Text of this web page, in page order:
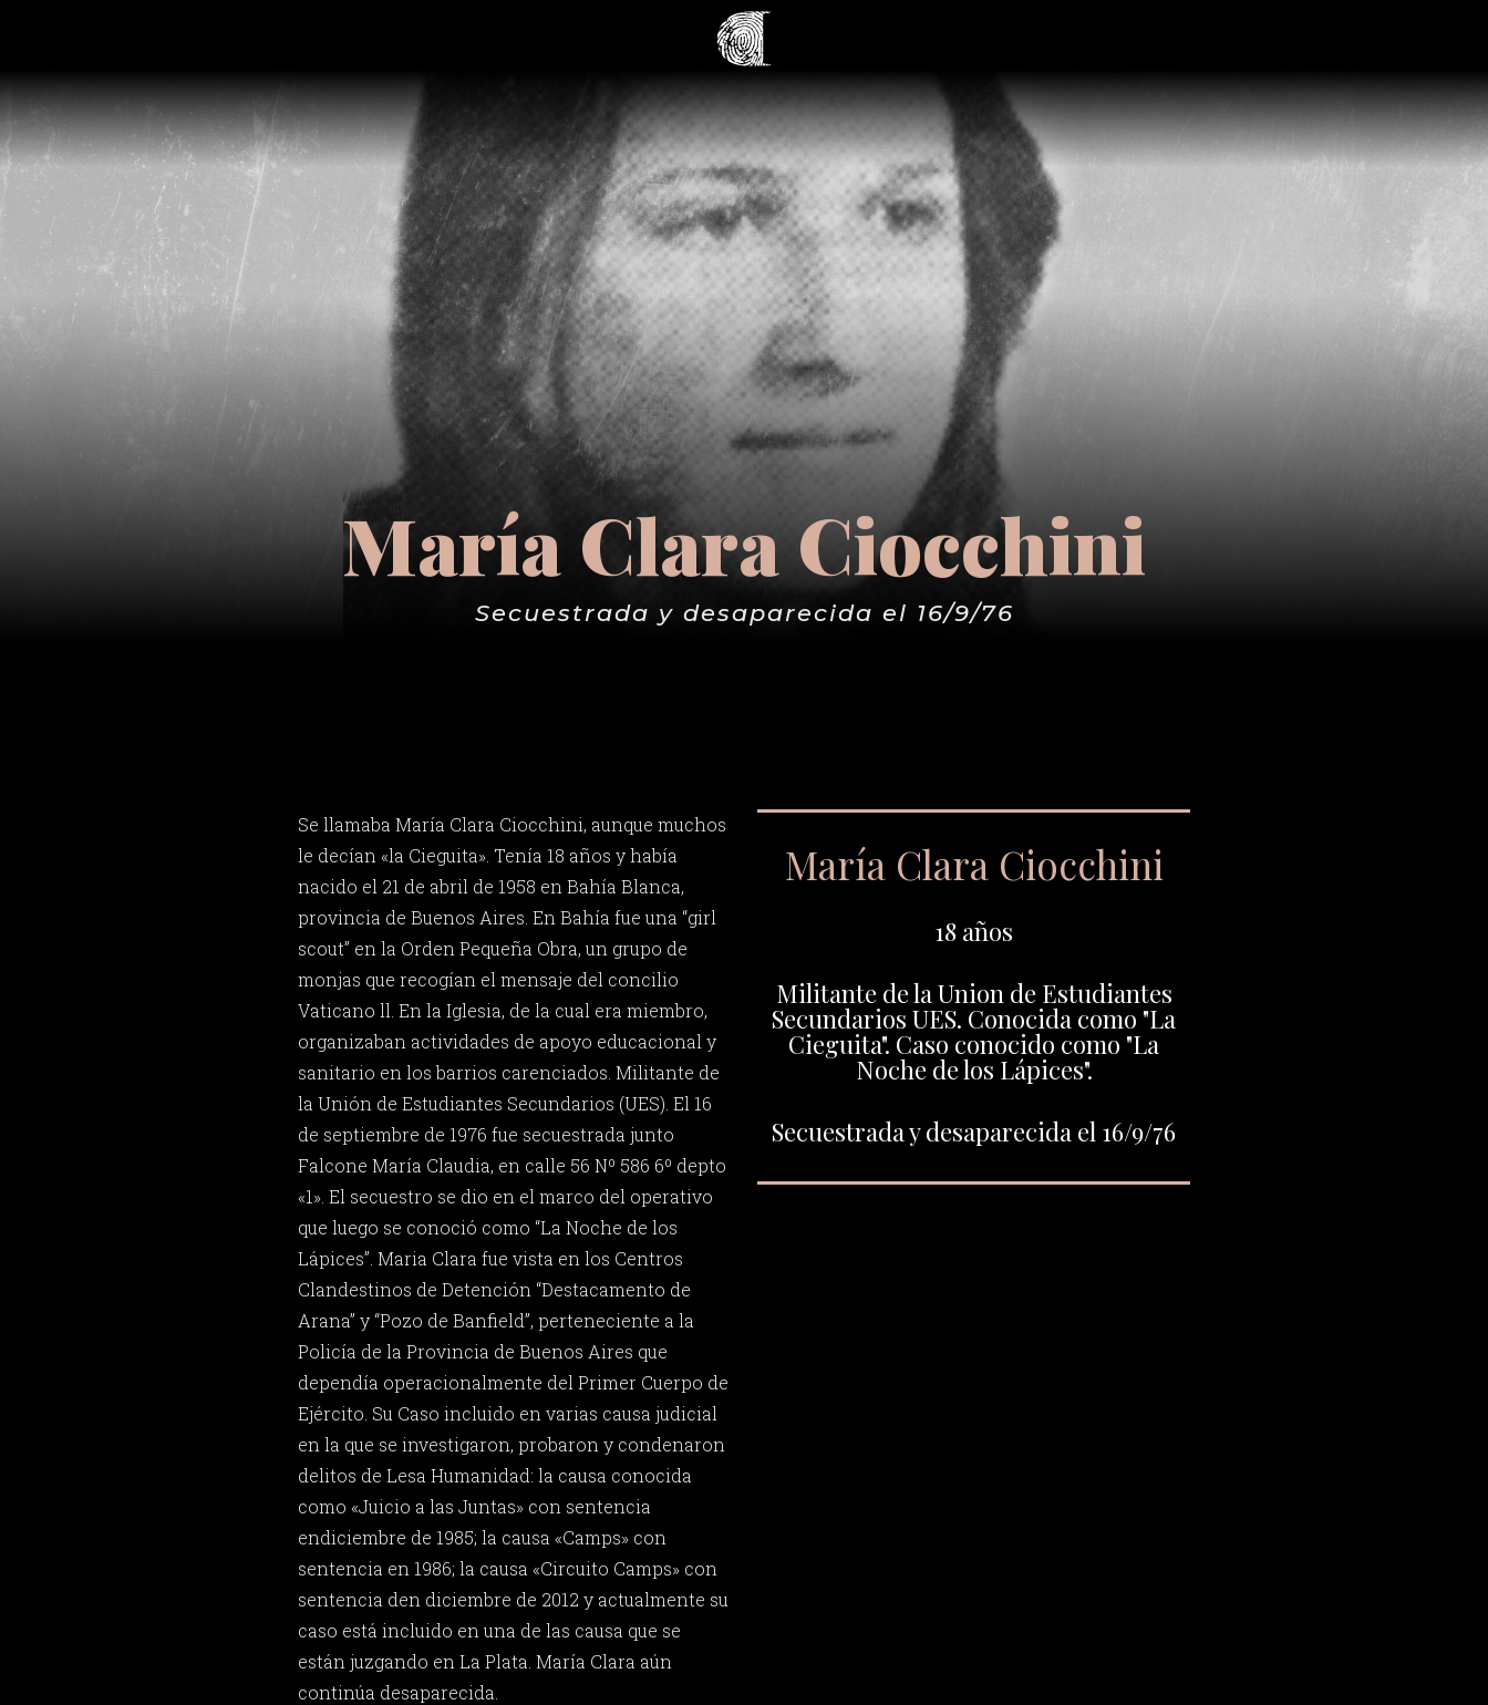
María Clara Ciocchini
Secuestrada y desaparecida el 16/9/76
Se llamaba María Clara Ciocchini, aunque muchos
le decían «la Cieguita». Tenía 18 años y había
nacido el 21 de abril de 1958 en Bahía Blanca,
provincia de Buenos Aires. En Bahía fue una “girl
scout” en la Orden Pequeña Obra, un grupo de
monjas que recogían el mensaje del concilio
Vaticano ll. En la Iglesia, de la cual era miembro,
organizaban actividades de apoyo educacional y
sanitario en los barrios carenciados. Militante de
la Unión de Estudiantes Secundarios (UES). El 16
de septiembre de 1976 fue secuestrada junto
Falcone María Claudia, en calle 56 Nº 586 6º depto
«1». El secuestro se dio en el marco del operativo
que luego se conoció como “La Noche de los
Lápices”. Maria Clara fue vista en los Centros
Clandestinos de Detención “Destacamento de
Arana” y “Pozo de Banfield”, perteneciente a la
Policía de la Provincia de Buenos Aires que
dependía operacionalmente del Primer Cuerpo de
Ejército. Su Caso incluido en varias causa judicial
en la que se investigaron, probaron y condenaron
delitos de Lesa Humanidad: la causa conocida
como «Juicio a las Juntas» con sentencia
endiciembre de 1985; la causa «Camps» con
sentencia en 1986; la causa «Circuito Camps» con
sentencia den diciembre de 2012 y actualmente su
caso está incluido en una de las causa que se
están juzgando en La Plata. María Clara aún
continúa desaparecida.
María Clara Ciocchini
18 años
Militante de la Union de Estudiantes
Secundarios UES. Conocida como "La
Cieguita". Caso conocido como "La
Noche de los Lápices".
Secuestrada y desaparecida el 16/9/76